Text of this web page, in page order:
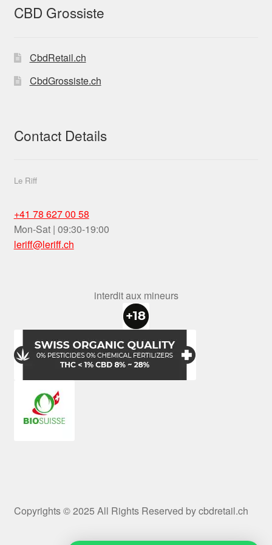
CBD Grossiste
CbdRetail.ch
CbdGrossiste.ch
Contact Details
Le Riff
+41 78 627 00 58
Mon-Sat | 09:30-19:00
leriff@leriff.ch
interdit aux mineurs
Copyrights © 2025 All Rights Reserved by cbdretail.ch